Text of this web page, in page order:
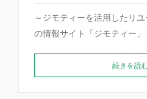
～ジモティーを活用したリ
の情報サイト「ジモティー
続きを読